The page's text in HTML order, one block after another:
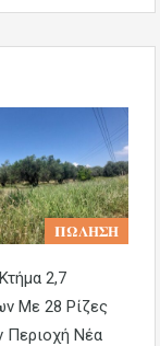
𝚷𝛀𝚲𝚮𝚺𝚮
2,7
Με 28 Ρίζες
Περιοχή Νέα